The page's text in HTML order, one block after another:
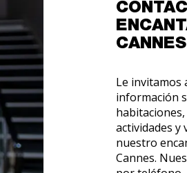
CANNES
Le invitamos
información
actividades y
nuestro
Cannes.